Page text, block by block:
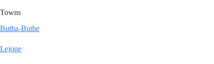
Towns
Butha-Buthe
Lejone